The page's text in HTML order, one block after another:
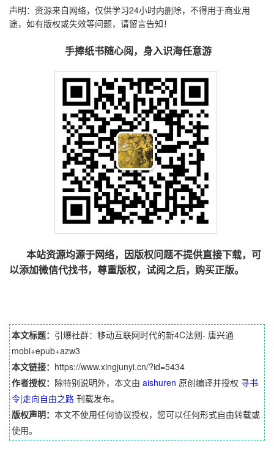
声明：资源来自网络，仅供学习24小时内删除，不得用于商业用
途，如有版权或失效等问题，请留言告知！
手捧纸书随心阅，身入识海任意游
本站资源均源于网络，因版权问题不提供直接下载，可
以添加微信代找书，尊重版权，试阅之后，购买正版。
本文标题： 引爆社群：移动互联网时代的新4C法则- 唐兴通
mobi+epub+azw3
本文链接： https://www.xingjunyi.cn/?id=5434
作者授权： 除特别说明外，本文由 aishuren 原创编译并授权 寻书
令|走向自由之路 刊载发布。
版权声明： 本文不使用任何协议授权，您可以任何形式自由转载或
使用。